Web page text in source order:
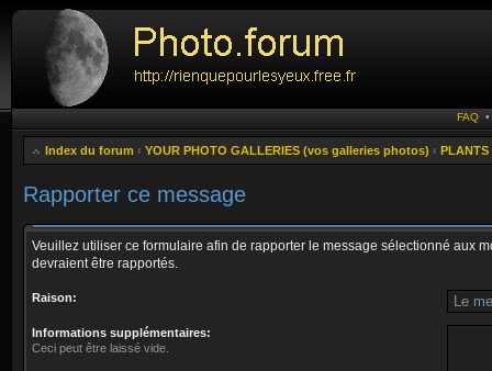
FAQ
Index du forum ‹ YOUR PHOTO GALLERIES (vos galleries photos) ‹
Rapporter ce message
Veuillez utiliser ce formulaire afin de rapporter le message sélectionné aux
devraient être rapportés.
Raison:
Informations supplémentaires:
Ceci peut être laissé vide.